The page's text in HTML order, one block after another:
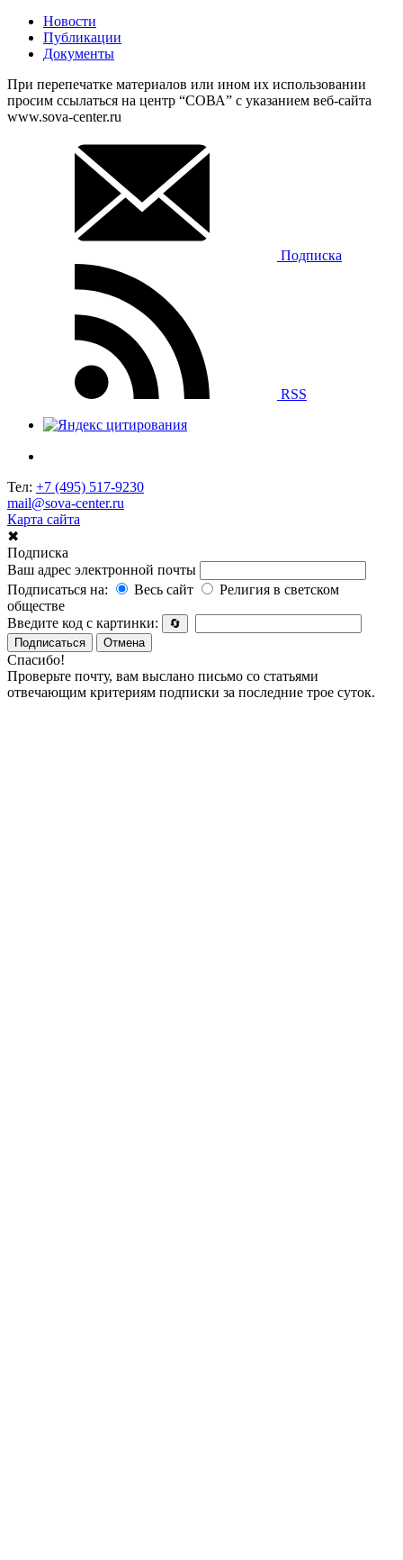
Новости
Публикации
Документы
При перепечатке материалов или ином их использовании
просим ссылаться на центр “СОВА” с указанием веб-сайта
www.sova-center.ru
Подписка
RSS
Тел: +7 (495) 517-9230
mail@sova-center.ru
Карта сайта
✖
Подписка
Ваш адрес электронной почты
Подписаться на:
Весь сайт
Религия в светском
обществе
Введите код с картинки:
🔄
Подписаться
Отмена
Спасибо!
Проверьте почту, вам выслано письмо со статьями
отвечающим критериям подписки за последние трое суток.